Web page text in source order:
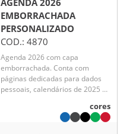
AGENDA 2026
EMBORRACHADA
PERSONALIZADO
COD.: 4870
Agenda 2026 com capa
emborrachada. Conta com
páginas dedicadas para dados
pessoais, calendários de 2025 a
planejamento mensal, espaço
para anotações diárias e lista de
cores